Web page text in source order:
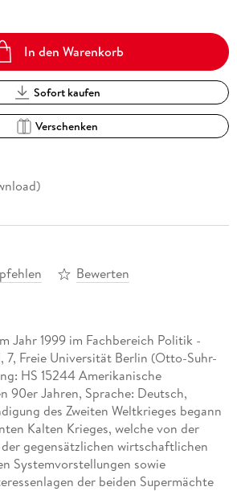
In den Warenkorb
Sofort kaufen
Verschenken
Bewerten
Jahr 1999 im Fachbereich Politik -
7, Freie Universität Berlin (Otto-Suhr-
HS 15244 Amerikanische
90er Jahren, Sprache: Deutsch,
des Zweiten Weltkrieges begann
Kalten Krieges, welche von der
gegensätzlichen wirtschaftlichen
Systemvorstellungen sowie
der beiden Supermächte